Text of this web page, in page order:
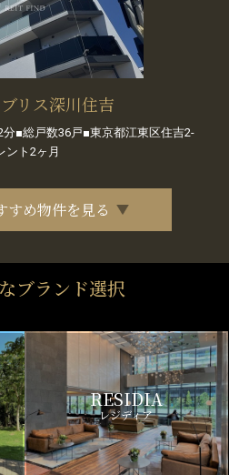
リス深川住吉
■総戸数36戸■東京都江東区住吉2-
ント2ヶ月
すめ物件を見る
ブランド選択
RESIDIA
レジディア